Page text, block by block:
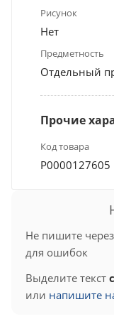
Рисунок
Нет
Предметность
Отдельный
Прочие
Код товара
Р0000127605
Не пишите
для ошибок
Выделите текст
или напишите